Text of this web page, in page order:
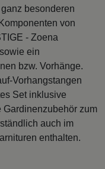
besonderen
von
- Zoena
ein
bzw. Vorhänge.
Vorhangstangen
Set inklusive
Gardinenzubehör zum
auch im
enthalten.